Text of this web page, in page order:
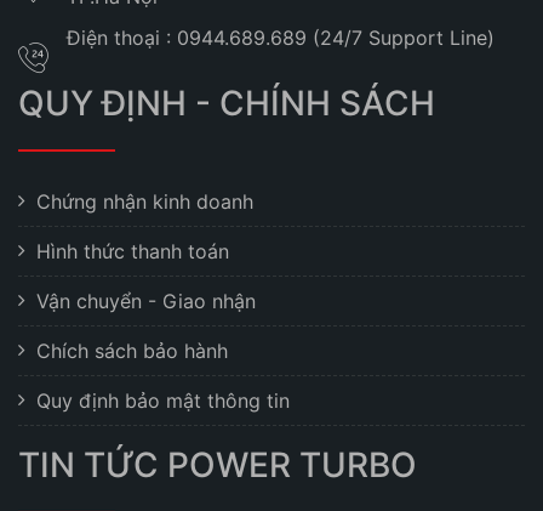
Điện thoại : 0944.689.689 (24/7 Support Line)
QUY ĐỊNH - CHÍNH SÁCH
Chứng nhận kinh doanh
Hình thức thanh toán
Vận chuyển - Giao nhận
Chích sách bảo hành
Quy định bảo mật thông tin
TIN TỨC POWER TURBO